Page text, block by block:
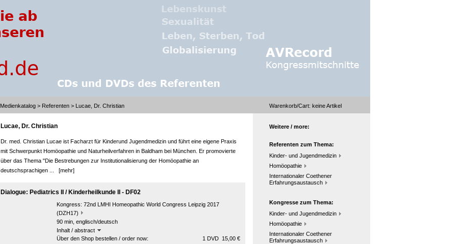
Medienkatalog > Referenten > Lucae, Dr. Christian Warenkorb/Cart: keineArtikel
Lucae, Dr. Christian
Dr. med. Christian Lucae ist Facharzt für Kinderund Jugendmedizin und führt eine eigene Praxis
mit Schwerpunkt Homöopathie und Naturheilverfahren in Baldham bei München. Er promovierte
über das Thema "Die Bestrebungen zur Institutionalisierung der Homöopathie an
deutschsprachigen ... [mehr]
Dialogue: Pediatrics II / Kinderheilkunde II - DF02
Kongress: 72nd LMHI Homeopathic World Congress Leipzig 2017
(DZH17)
90 min, englisch/deutsch
Inhalt / abstract
Über den Shop bestellen / order now:
1 DVD 15,00 €
Weitere / more:
Referenten zum Thema:
Kinder- und Jugendmedizin
Homöopathie
Internationaler Coethener
Erfahrungsaustausch
Kongresse zum Thema:
Kinder- und Jugendmedizin
Homöopathie
Internationaler Coethener
Erfahrungsaustausch